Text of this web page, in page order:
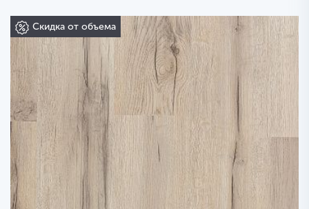
Скидка от объема